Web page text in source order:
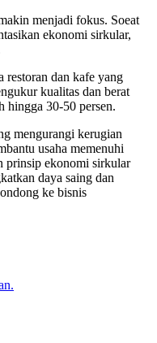
menjadi fokus. Soeat
ekonomi sirkular,
restoran dan kafe yang
kualitas dan berat
hingga 30-50 persen.
mengurangi kerugian
usaha memenuhi
prinsip ekonomi sirkular
daya saing dan
ke bisnis